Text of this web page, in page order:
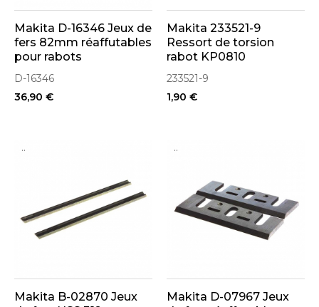
Makita D-16346 Jeux de
fers 82mm réaffutables
pour rabots
D-16346
36,90 €
Makita 233521-9
Ressort de torsion
rabot KP0810
233521-9
1,90 €
..
Makita B-02870 Jeux
..
Makita D-07967 Jeux